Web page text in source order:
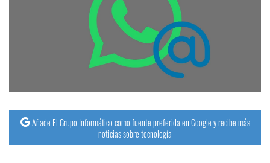
y
Tutoriales
Ciberseguridad
Añade El Grupo Informático como fuente preferida en Google y recibe más
noticias sobre tecnología